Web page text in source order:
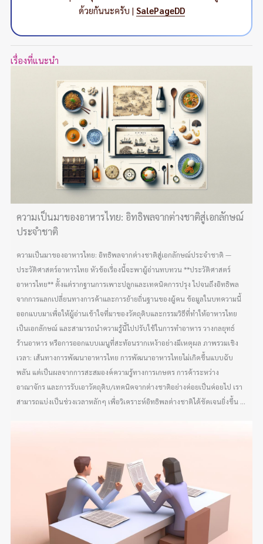
ด้วยกันนะครับ | SalePageDD
เรื่องที่แนะนำ
ความเป็นมาของอาหารไทย: อิทธิพลจากต่างชาติสู่เอกลักษณ์
ประจำชาติ
ความเป็นมาของอาหารไทย: อิทธิพลจากต่างชาติสู่เอกลักษณ์ประจำชาติ —
ประวัติศาสตร์อาหารไทย หัวข้อเรื่องนี้จะพาผู้อ่านทบทวน **ประวัติศาสตร์
อาหารไทย** ตั้งแต่รากฐานการเพาะปลูกและเทคนิคการปรุง ไปจนถึงอิทธิพล
จากการแลกเปลี่ยนทางการค้าและการย้ายถิ่นฐานของผู้คน ข้อมูลในบทความนี้
ออกแบบมาเพื่อให้ผู้อ่านเข้าใจที่มาของวัตถุดิบและกรรมวิธีที่ทำให้อาหารไทย
เป็นเอกลักษณ์ และสามารถนำความรู้นี้ไปปรับใช้ในการทำอาหาร วางกลยุทธ์
ร้านอาหาร หรือการออกแบบเมนูที่สะท้อนรากเหง้าอย่างมีเหตุผล ภาพรวมเชิง
เวลา: เส้นทางการพัฒนาอาหารไทย การพัฒนาอาหารไทยไม่เกิดขึ้นแบบฉับ
พลัน แต่เป็นผลจากการสะสมองค์ความรู้ทางการเกษตร การค้าระหว่าง
อาณาจักร และการรับเอาวัตถุดิบ/เทคนิคจากต่างชาติอย่างค่อยเป็นค่อยไป เรา
สามารถแบ่งเป็นช่วงเวลาหลักๆ เพื่อวิเคราะห์อิทธิพลต่างชาติได้ชัดเจนยิ่งขึ้น ...